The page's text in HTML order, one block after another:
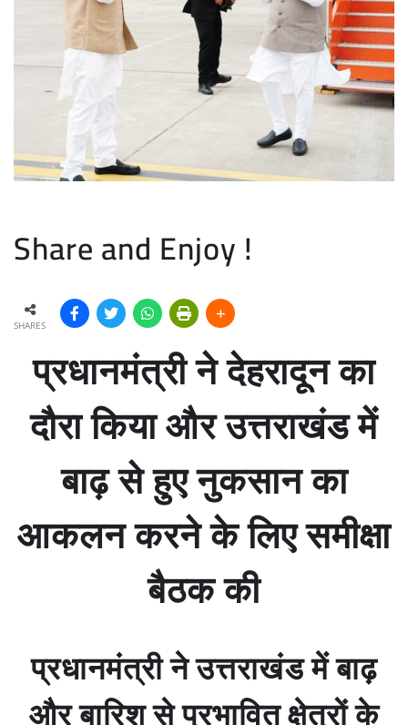
Share and Enjoy !
SHARES
प्रधानमंत्री ने देहरादून का
दौरा किया और उत्तराखंड में
बाढ़ से हुए नुकसान का
आकलन करने के लिए समीक्षा
बैठक की
प्रधानमंत्री ने उत्तराखंड में बाढ़